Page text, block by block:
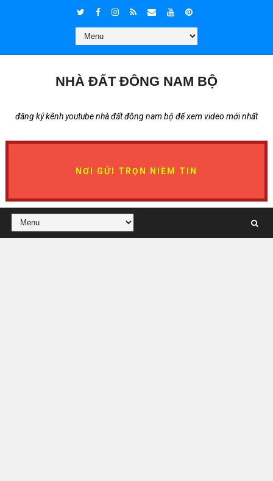
NHÀ ĐẤT ĐÔNG NAM BỘ
đăng ký kênh youtube nhà đất đông nam bộ để xem video mới nhất
NƠI GỬI TRỌN NIỀM TIN